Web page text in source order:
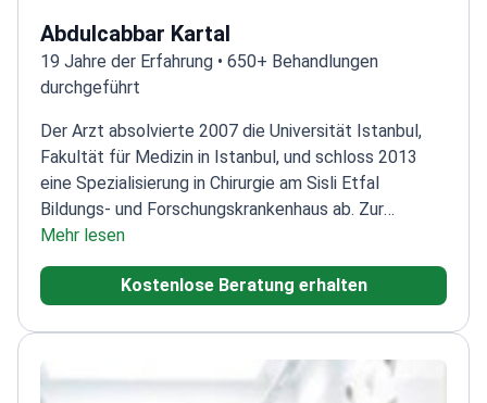
Abdulcabbar Kartal
19 Jahre der Erfahrung • 650+ Behandlungen
durchgeführt
Der Arzt absolvierte 2007 die Universität Istanbul,
Fakultät für Medizin in Istanbul, und schloss 2013
eine Spezialisierung in Chirurgie am Sisli Etfal
Bildungs- und Forschungskrankenhaus ab. Zur
weiteren Vertiefung seiner Expertise trat er 2020 der
Universität bei.<\/p>Mit umfangreicher Erfahrung in
Arzt am Sisli Hamidiye Etfal Ausbildungs- und
Forschungskrankenhaus, dem Staatlichen
Krankenhaus Siverek und dem Anadolu Medical
Mehr lesen
Kostenlose Beratung erhalten